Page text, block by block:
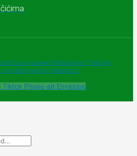
Apoteke "Belladonna" Trebinje |
and designed by Webherzz
Tiktok Phone-alt Envelope